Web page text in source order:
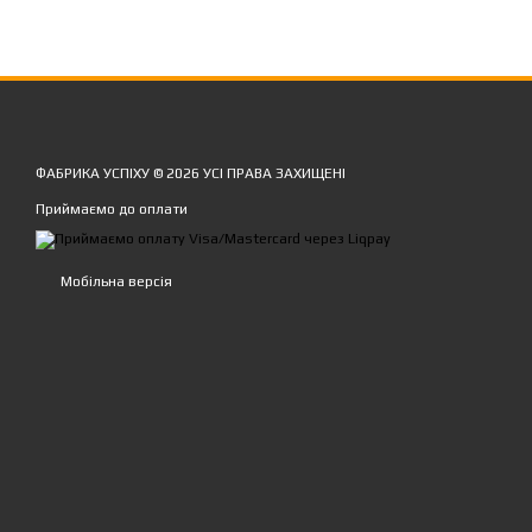
ФАБРИКА УСПІХУ © 2026 УСІ ПРАВА ЗАХИЩЕНІ
Приймаємо до оплати
Мобільна версія